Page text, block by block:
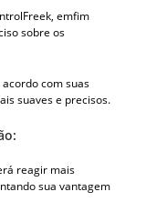
emfim
sobre os
com suas
suaves e precisos.
reagir mais
sua vantagem